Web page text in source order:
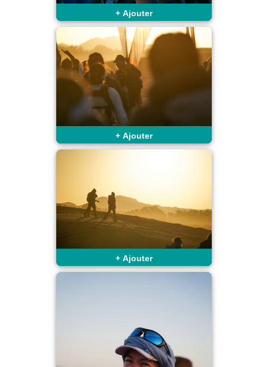
+ Ajouter
+ Ajouter
+ Ajouter